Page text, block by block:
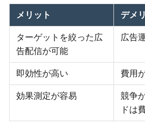
メリット デメ
ターゲットを絞った広
告配信が可能
広告
即効性が高い 費用
効果測定が容易
競争
ドは